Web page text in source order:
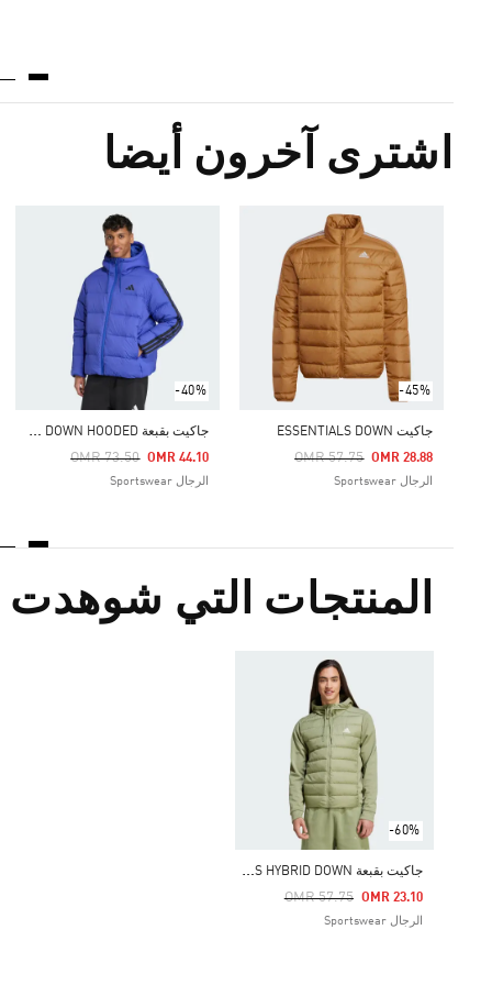
اشترى آخرون أيضا
-45%
جاكيت ESSENTIALS DOWN
Price Reduced From
OMR 57.75
To OMR 28.88
الرجال Sportswear
-40%
ج
اكيت بقبعة ESSENTIALS CLIMAWARM 3-STRIPES PUFFER DOWN HOODED
Price Reduced From
OMR 73.50
To OMR 44.10
الرجال Sportswear
المنتجات التي شوهدت
-60%
ج
اكيت بقبعة ESSENTIALS HYBRID DOWN
Price Reduced From
OMR 57.75
To OMR 23.10
الرجال Sportswear